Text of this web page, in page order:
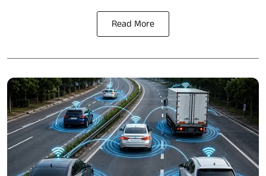
Read More